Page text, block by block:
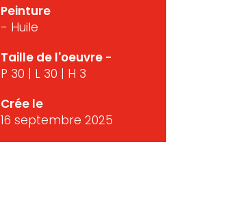
Peinture
- Huile
Taille de l'oeuvre -
P 30 | L 30 | H 3
Crée le
16 septembre 2025